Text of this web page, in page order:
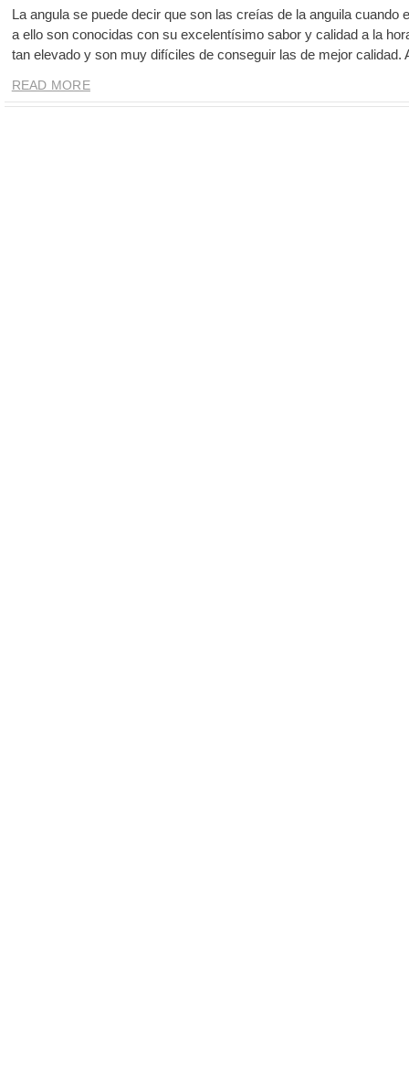
La angula se puede decir que son las creías de la anguila cuando
a ello son conocidas con su excelentísimo sabor y calidad a la
tan elevado y son muy difíciles de conseguir las de mejor
READ MORE